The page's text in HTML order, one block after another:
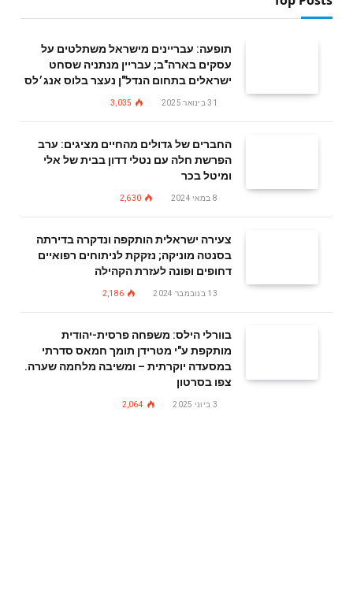
תופעה: עבריינים מישראל משתלטים על
עסקים בארה"ב; עבריין מנתניה שסחט
ישראלים בתחום הנדל"ן נעצר בלוס אנג׳לס
31 בינואר 2025 3,035
החברים של גדולים מהחיים מציגים: ערב
הפרשת חלה עם נטלי דדון בבית של אלי
ומיטל בכר
8 במאי 2024 2,630
צעירה ישראלית הותקפה ונדקרה בדירתה
בסנטה מוניקה; נזקקת לניתוחים רפואיים
דחופים ופונה לעזרת הקהילה
13 בנובמבר 2024 2,186
בוורלי הילס: משפחה פרסית-יהודית
מותקפת ע"י מטרידן תומך חמאס סדרתי
במסעדה יוקרתית – ומשיבה מלחמה שערה.
צפו בסרטון
3 ביוני 2025 2,064